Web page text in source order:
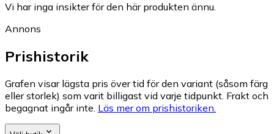
Vi har inga insikter för den här produkten ännu.
Annons
Prishistorik
Grafen visar lägsta pris över tid för den variant (såsom färg
eller storlek) som varit billigast vid varje tidpunkt. Frakt och
begagnat ingår inte. Läs mer om prishistoriken.